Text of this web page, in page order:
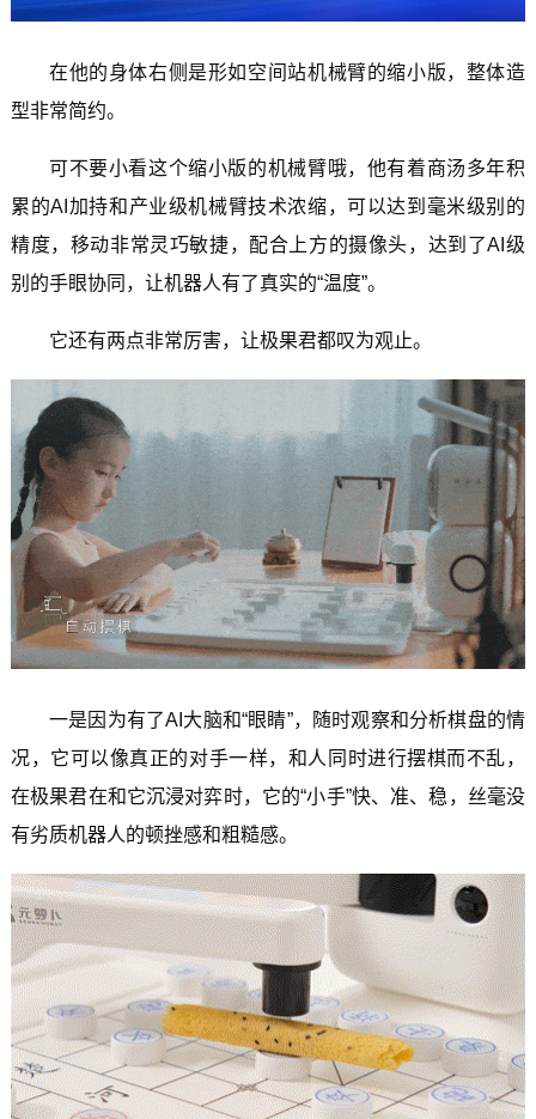
在他的身体右侧是形如空间站机械臂的缩小版，整体造
型非常简约。
可不要小看这个缩小版的机械臂哦，他有着商汤多年积
累的AI加持和产业级机械臂技术浓缩，可以达到毫米级别的
精度，移动非常灵巧敏捷，配合上方的摄像头，达到了AI级
别的手眼协同，让机器人有了真实的“温度”。
它还有两点非常厉害，让极果君都叹为观止。
一是因为有了AI大脑和“眼睛”，随时观察和分析棋盘的情
况，它可以像真正的对手一样，和人同时进行摆棋而不乱，
在极果君在和它沉浸对弈时，它的“小手”快、准、稳，丝毫没
有劣质机器人的顿挫感和粗糙感。